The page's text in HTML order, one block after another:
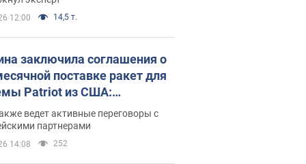
12:00 14,5 т.
заключила соглашения о
поставке ракет для
Patriot из США:
раскрыл подробности
ведет активные переговоры с
партнерами
14:08 252